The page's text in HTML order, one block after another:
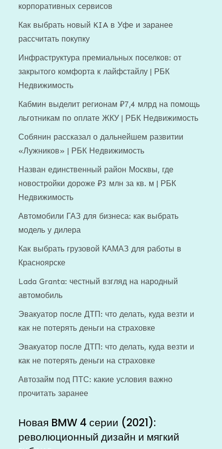
корпоративных сервисов
Как выбрать новый KIA в Уфе и заранее
рассчитать покупку
Инфраструктура премиальных поселков: от
закрытого комфорта к лайфстайлу | РБК
Недвижимость
Кабмин выделит регионам ₽7,4 млрд на помощь
льготникам по оплате ЖКУ | РБК Недвижимость
Собянин рассказал о дальнейшем развитии
«Лужников» | РБК Недвижимость
Назван единственный район Москвы, где
новостройки дороже ₽3 млн за кв. м | РБК
Недвижимость
Автомобили ГАЗ для бизнеса: как выбрать
модель у дилера
Как выбрать грузовой КАМАЗ для работы в
Красноярске
Lada Granta: честный взгляд на народный
автомобиль
Эвакуатор после ДТП: что делать, куда везти и
как не потерять деньги на страховке
Эвакуатор после ДТП: что делать, куда везти и
как не потерять деньги на страховке
Автозайм под ПТС: какие условия важно
прочитать заранее
Новая BMW 4 серии (2021):
революционный дизайн и мягкий